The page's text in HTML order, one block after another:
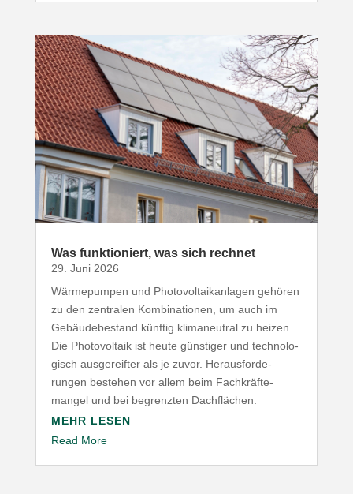
Was funk­tio­niert, was sich rechnet
29. Juni 2026
Wärme­pumpen und Photo­vol­ta­ik­an­lagen gehören
zu den zentralen Kombi­na­tionen, um auch im
Gebäu­de­be­stand künftig klima­neutral zu heizen.
Die Photo­voltaik ist heute günstiger und tech­no­lo­
gisch ausge­reifter als je zuvor. Heraus­for­de­
rungen bestehen vor allem beim Fach­kräf­te­
mangel und bei begrenzten Dachflächen.
MEHR LESEN
Read More